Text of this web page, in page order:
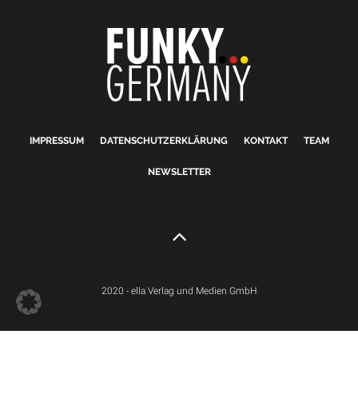
IMPRESSUM DATENSCHUTZERKLÄRUNG KONTAKT TEAM
NEWSLETTER
2020 - ella Verlag und Medien GmbH